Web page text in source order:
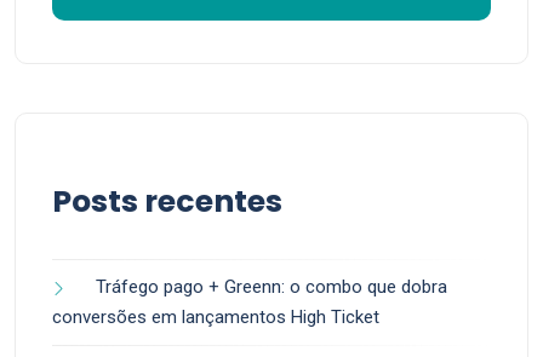
Posts recentes
Tráfego pago + Greenn: o combo que dobra
conversões em lançamentos High Ticket